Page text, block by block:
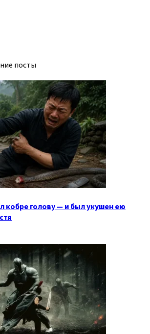
посты
кобре голову — и был укушен ею